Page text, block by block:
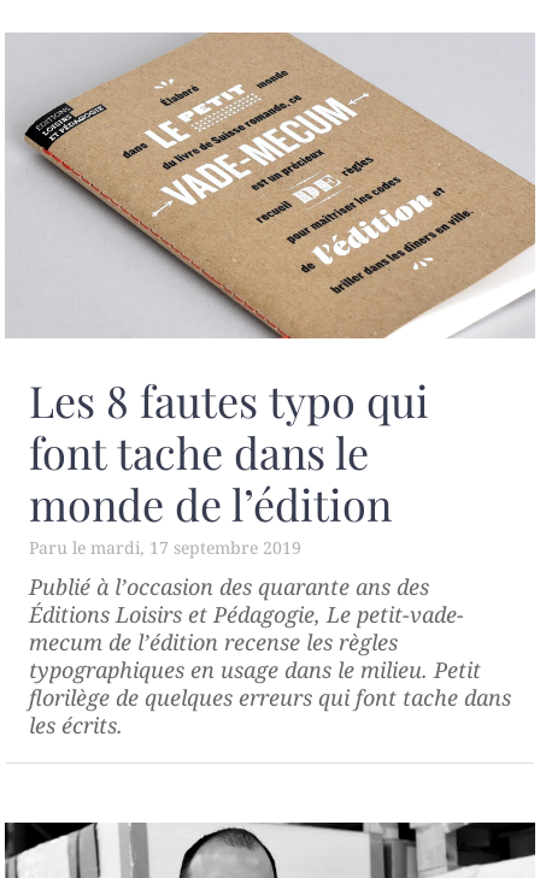
Les 8 fautes typo qui
font tache dans le
monde de l’édition
mardi, 17 septembre 2019
Publié à l’occasion des quarante ans des
Éditions Loisirs et Pédagogie, Le petit-vade-
mecum de l’édition recense les règles
typographiques en usage dans le milieu. Petit
florilège de quelques erreurs qui font tache dans
les écrits.